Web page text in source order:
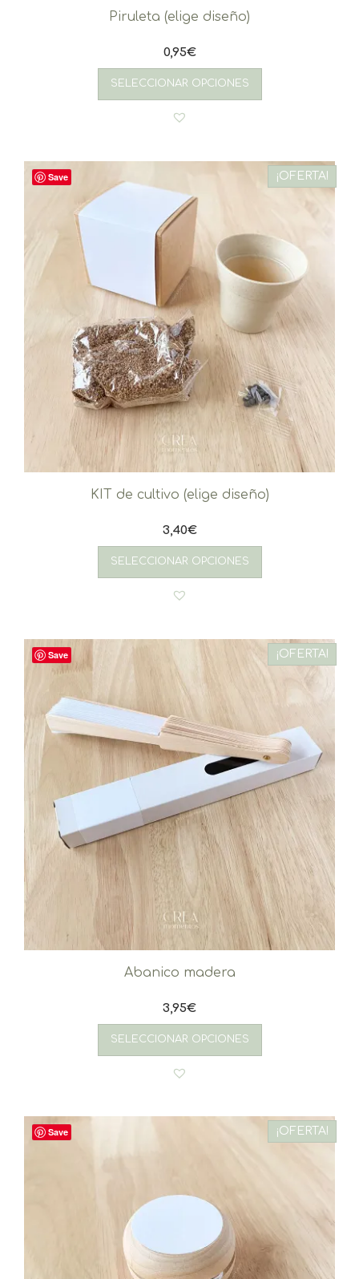
Piruleta (elige diseño)
0,95€
SELECCIONAR OPCIONES
Save ¡OFERTA!
KIT de cultivo (elige diseño)
3,40€
SELECCIONAR OPCIONES
Save ¡OFERTA!
Abanico madera
3,95€
SELECCIONAR OPCIONES
Save ¡OFERTA!